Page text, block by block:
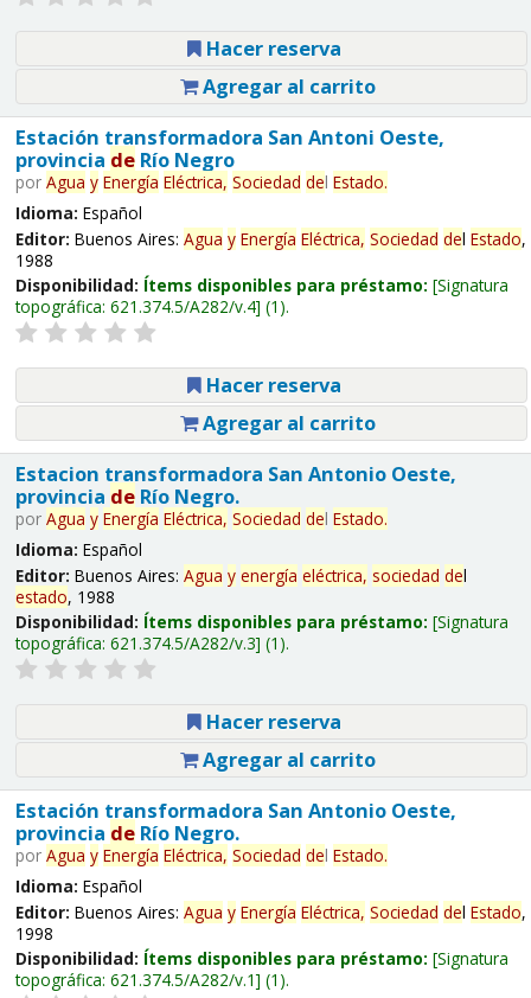
Hacer reserva
Agregar al carrito
Estación transformadora San Antoni Oeste,
provincia deRío Negro
por Agua y Energía Eléctrica, Sociedad del Estado.
Idioma: Español
Editor: Buenos Aires: Agua y Energía Eléctrica, Sociedad del Estado,
1988
Disponibilidad: Ítems disponibles para préstamo: Signatura
topográfica: 621.374.5/A282/v.4 (1).
Hacer reserva
Agregar al carrito
Estacion transformadora San Antonio Oeste,
provincia deRío Negro.
por Agua y Energía Eléctrica, Sociedad del Estado.
Idioma: Español
Editor: Buenos Aires: Agua y energía eléctrica, sociedad del
estado, 1988
Disponibilidad: Ítems disponibles para préstamo: Signatura
topográfica: 621.374.5/A282/v.3 (1).
Hacer reserva
Agregar al carrito
Estación transformadora San Antonio Oeste,
provincia deRío Negro.
por Agua y Energía Eléctrica, Sociedad del Estado.
Idioma: Español
Editor: Buenos Aires: Agua y Energía Eléctrica, Sociedad del Estado,
1998
Disponibilidad: Ítems disponibles para préstamo: Signatura
topográfica: 621.374.5/A282/v.1 (1).